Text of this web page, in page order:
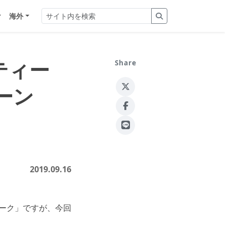
海外
ィー
ン
2019.09.16
ク」ですが、今回
Share